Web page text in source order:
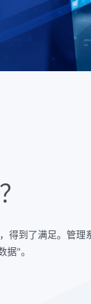
得到了满足。管
"。